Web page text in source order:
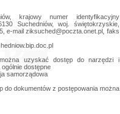
krajowy numer identyfikacyjny
Suchedniów, woj. świętokrzyskie,
e-mailziksuched@poczta.onet.pl , faks
uzyskać dostęp do narzędzi i
dostępne
samorządowa
do dokumentów z postępowania można